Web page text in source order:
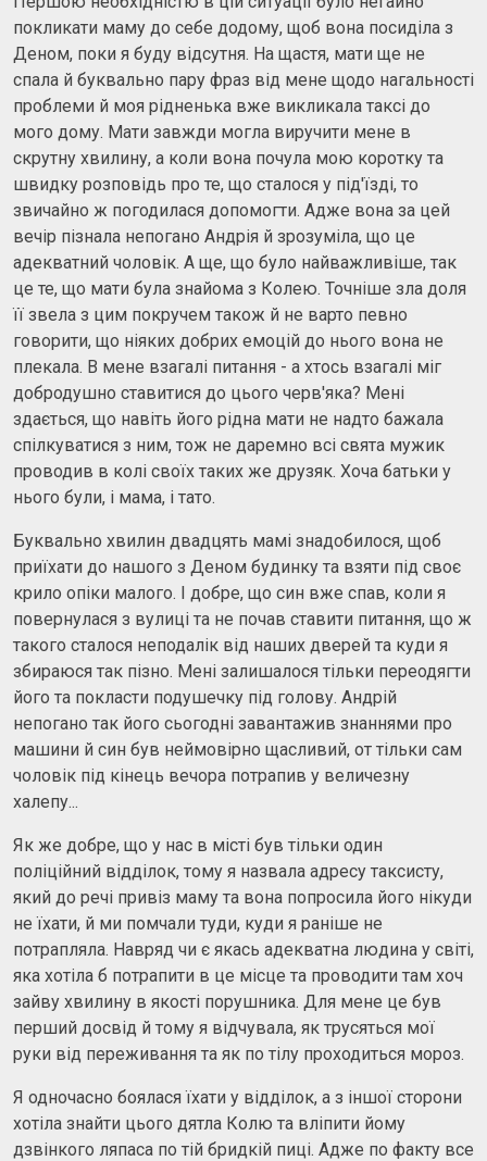
покликати маму до себе додому, щоб вона посиділа з
Деном, поки я буду відсутня. На щастя, мати ще не
спала й буквально пару фраз від мене щодо нагальності
проблеми й моя рідненька вже викликала таксі до
мого дому. Мати завжди могла виручити мене в
скрутну хвилину, а коли вона почула мою коротку та
швидку розповідь про те, що сталося у під'їзді, то
звичайно ж погодилася допомогти. Адже вона за цей
вечір пізнала непогано Андрія й зрозуміла, що це
адекватний чоловік. А ще, що було найважливіше, так
це те, що мати була знайома з Колею. Точніше зла доля
її звела з цим покручем також й не варто певно
говорити, що ніяких добрих емоцій до нього вона не
плекала. В мене взагалі питання - а хтось взагалі міг
добродушно ставитися до цього черв'яка? Мені
здається, що навіть його рідна мати не надто бажала
спілкуватися з ним, тож не даремно всі свята мужик
проводив в колі своїх таких же друзяк. Хоча батьки у
нього були, і мама, і тато.
Буквально хвилин двадцять мамі знадобилося, щоб
приїхати до нашого з Деном будинку та взяти під своє
крило опіки малого. І добре, що син вже спав, коли я
повернулася з вулиці та не почав ставити питання, що ж
такого сталося неподалік від наших дверей та куди я
збираюся так пізно. Мені залишалося тільки переодягти
його та покласти подушечку під голову. Андрій
непогано так його сьогодні завантажив знаннями про
машини й син був неймовірно щасливий, от тільки сам
чоловік під кінець вечора потрапив у величезну
халепу...
Як же добре, що у нас в місті був тільки один
поліційний відділок, тому я назвала адресу таксисту,
який до речі привіз маму та вона попросила його нікуди
не їхати, й ми помчали туди, куди я раніше не
потрапляла. Навряд чи є якась адекватна людина у світі,
яка хотіла б потрапити в це місце та проводити там хоч
зайву хвилину в якості порушника. Для мене це був
перший досвід й тому я відчувала, як трусяться мої
руки від переживання та як по тілу проходиться мороз.
Я одночасно боялася їхати у відділок, а з іншої сторони
хотіла знайти цього дятла Колю та вліпити йому
дзвінкого ляпаса по тій бридкій пиці. Адже по факту все